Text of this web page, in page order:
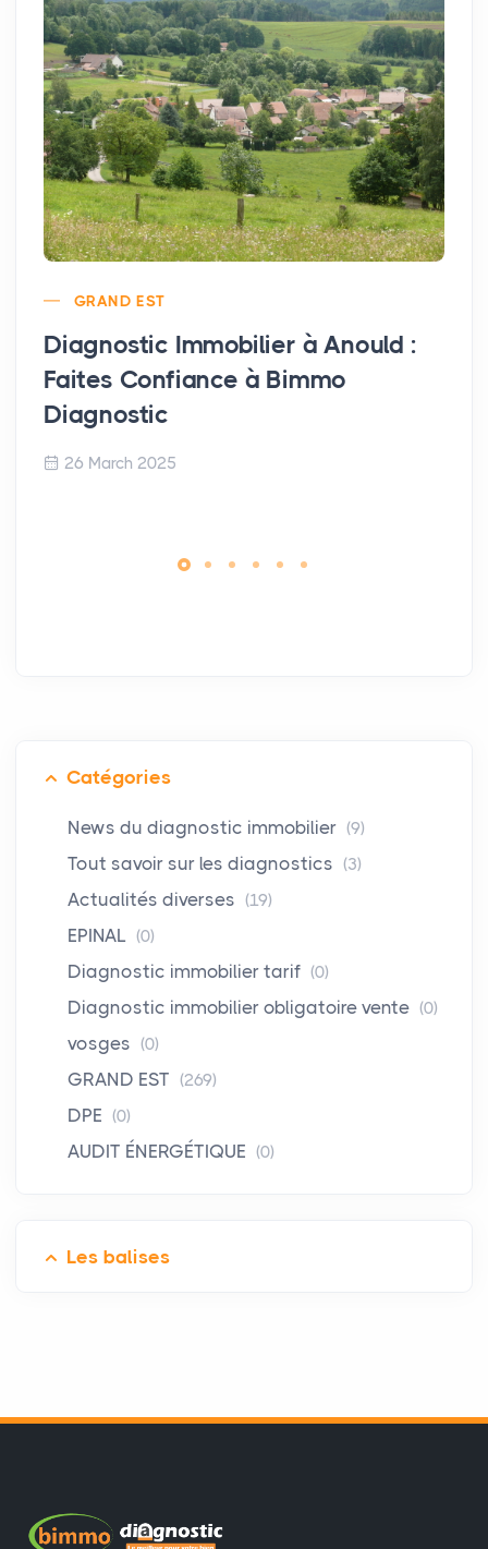
GRAND EST
Diagnostic Immobilier à Anould :
Faites Confiance à Bimmo
Diagnostic
26 March 2025
Catégories
News du diagnostic immobilier (9)
Tout savoir sur les diagnostics (3)
Actualités diverses (19)
EPINAL (0)
Diagnostic immobilier tarif (0)
Diagnostic immobilier obligatoire vente (0)
vosges (0)
GRAND EST (269)
DPE (0)
AUDIT ÉNERGÉTIQUE (0)
Les balises